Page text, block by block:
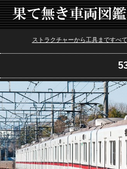
ストラクチャーから工具まですべ